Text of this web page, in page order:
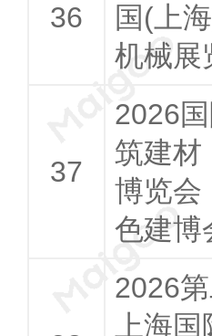
国(上
机械展
2026
筑建材
博览会
色建博
2026
上海